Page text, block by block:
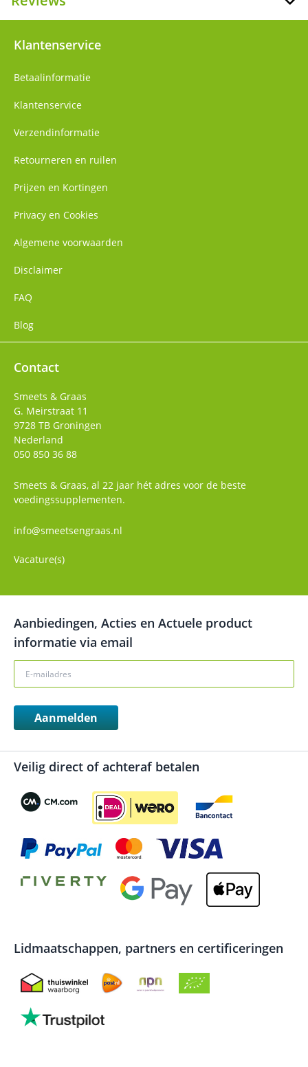
Klantenservice
Betaalinformatie
Klantenservice
Verzendinformatie
Retourneren en ruilen
Prijzen en Kortingen
Privacy en Cookies
Algemene voorwaarden
Disclaimer
FAQ
Blog
Contact
Smeets & Graas
G. Meirstraat 11
9728 TB Groningen
Nederland
050 850 36 88
Smeets & Graas, al 22 jaar hét adres voor de beste
voedingssupplementen.
info@smeetsengraas.nl
Vacature(s)
Aanbiedingen, Acties en Actuele product
informatie via email
Aanmelden
Veilig direct of achteraf betalen
Lidmaatschappen, partners en certificeringen